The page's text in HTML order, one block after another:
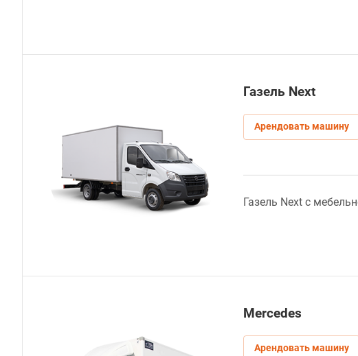
Газель Next
Арендовать машину
Газель Next с
Mercedes
Арендовать машину